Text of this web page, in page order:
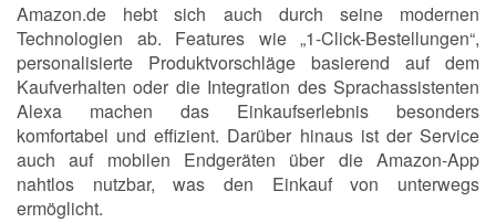
Amazon.de hebt sich auch durch seine modernen
Technologien ab. Features wie „1-Click-Bestellungen“,
personalisierte Produktvorschläge basierend auf dem
Kaufverhalten oder die Integration des Sprachassistenten
Alexa machen das Einkaufserlebnis besonders
komfortabel und effizient. Darüber hinaus ist der Service
auch auf mobilen Endgeräten über die Amazon-App
nahtlos nutzbar, was den Einkauf von unterwegs
ermöglicht.